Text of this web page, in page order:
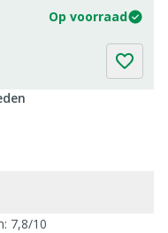
Op voorraad
7,8/10